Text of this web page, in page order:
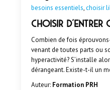
besoins essentiels,choisir
Choisir d'entrer
Combien de fois
venant de toutes parts ou
hyperactivité? S’installe
dérangeant. Existe-t-il un
Auteur: Formation PRH